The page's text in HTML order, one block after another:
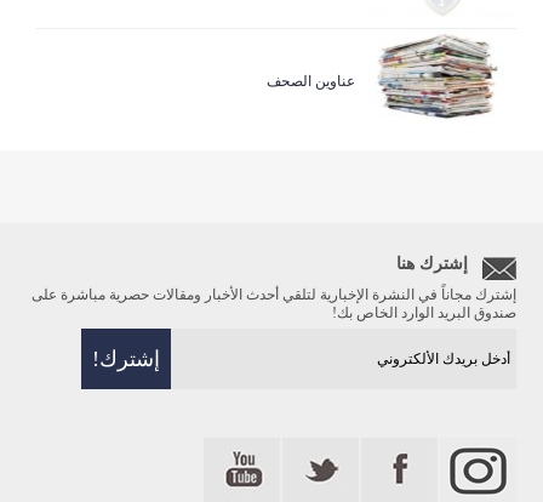
عناوين الصحف
إشترك هنا
إشترك مجاناً في النشرة الإخبارية لتلقي أحدث الأخبار ومقالات حصرية مباشرة على
صندوق البريد الوارد الخاص بك!